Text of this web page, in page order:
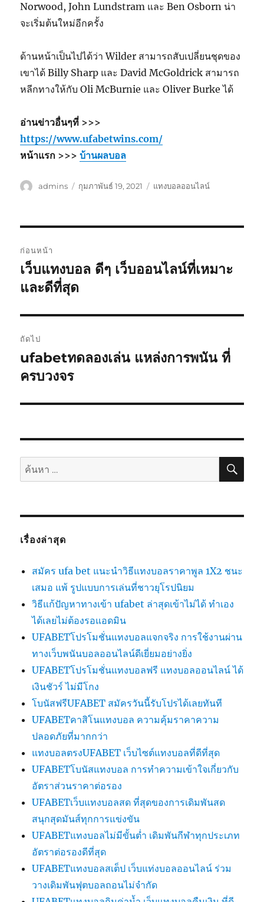
Norwood, John Lundstram และ Ben Osborn น่า
จะเริ่มต้นใหม่อีกครั้ง
ด้านหน้าเป็นไปได้ว่า Wilder สามารถสับเปลี่ยนชุดของ
เขาได้ Billy Sharp และ David McGoldrick สามารถ
หลีกทางให้กับ Oli McBurnie และ Oliver Burke ได้
อ่านข่าวอื่นๆที่ >>>
https://www.ufabetwins.com/
หน้าแรก >>>บ้านผลบอล
ผู้
admins
เขียน
กุมภาพันธ์ 19, 2021
หมวด
แทงบอลออนไลน์
นำทาง
เรื่อง
ก่อนหน้า
เรื่อง
ก่อน
เว็บแทงบอล ดีๆ เว็บออนไลน์ที่เหมาะ
และดีที่สุด
ถัดไป
เรื่อง
ต่อ
ufabetทดลองเล่น แหล่งการพนัน ที่
ครบวงจร
ค้นหา: ค้น
เรื่องล่าสุด
สมัคร ufa bet แนะนำวิธีแทงบอลราคาพูล 1X2 ชนะ
เสมอ แพ้ รูปแบบการเล่นที่ชาวยุโรปนิยม
วิธีแก้ปัญหาทางเข้า ufabet ล่าสุดเข้าไม่ได้ ทำเอง
ได้เลยไม่ต้องรอแอดมิน
UFABETโปรโมชั่นแทงบอลแจกจริง การใช้งานผ่าน
ทางเว็บพนันบอลออนไลน์ดีเยี่ยมอย่างยิ่ง
UFABETโปรโมชั่นแทงบอลฟรี แทงบอลออนไลน์ ได้
เงินชัวร์ ไม่มีโกง
โบนัสฟรีUFABET สมัครวันนี้รับโปรได้เลยทันที
UFABETคาสิโนแทงบอล ความคุ้มราคาความ
ปลอดภัยที่มากกว่า
แทงบอลตรงUFABET เว็บไซต์แทงบอลที่ดีที่สุด
UFABETโบนัสแทงบอล การทำความเข้าใจเกี่ยวกับ
อัตราส่วนราคาต่อรอง
UFABETเว็บแทงบอลสด ที่สุดของการเดิมพันสด
สนุกสุดมันส์ทุกการแข่งขัน
UFABETแทงบอลไม่มีขั้นต่ำ เดิมพันกีฬาทุกประเภท
อัตราต่อรองดีที่สุด
UFABETแทงบอลสเต็ป เว็บแท่งบอลออนไลน์ ร่วม
วางเดิมพันฟุตบอลถอนไม่จำกัด